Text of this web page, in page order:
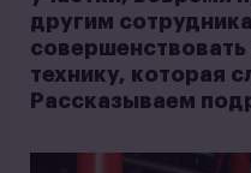
другим
технику, которая
Рассказываем